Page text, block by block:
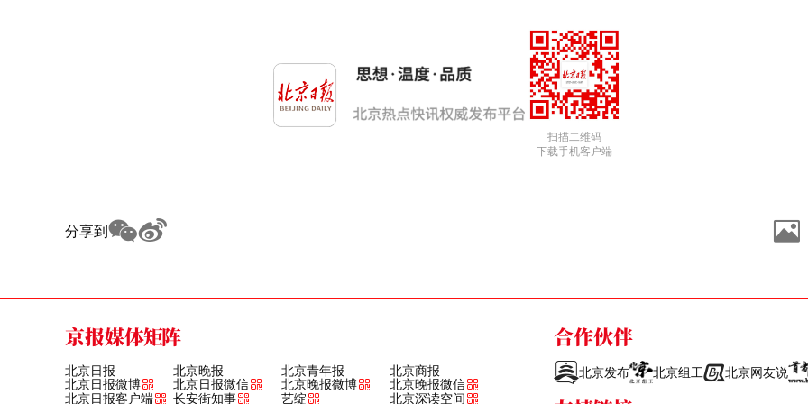
扫描二维码
下载手机客户端
分享到
京报媒体矩阵
北京日报 北京晚报 北京青年报 北京商报
北京日报微博 北京日报微信 北京晚报微博
北京晚报微信
北京日报客户端
长安街知事 艺绽 北京深读空间
合作伙伴
北京发布 北京组工 北京网友说